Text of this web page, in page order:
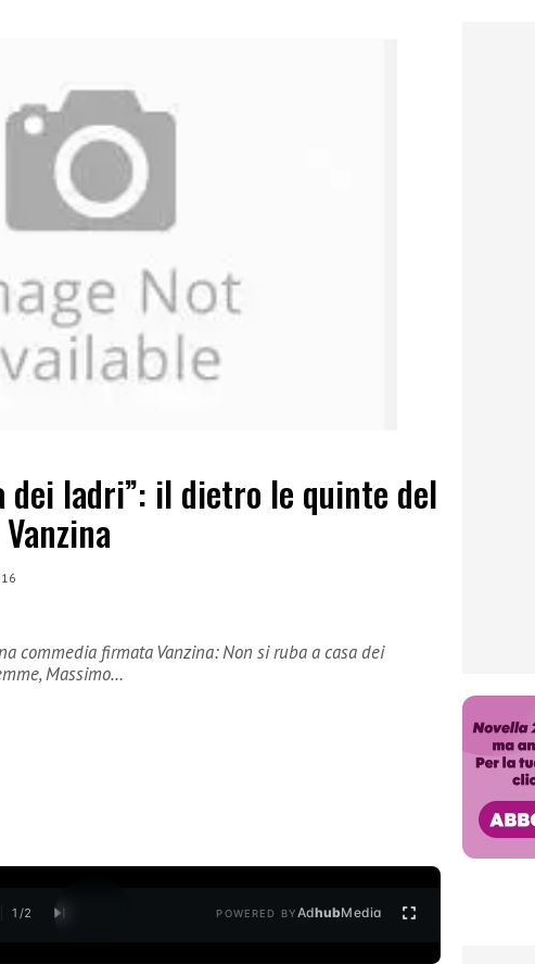
dei ladri”: il dietro le quinte del
commedia firmata Vanzina: Non si ruba a casa dei
Massimo…
1 /2 POWERED BYAdhubMedia